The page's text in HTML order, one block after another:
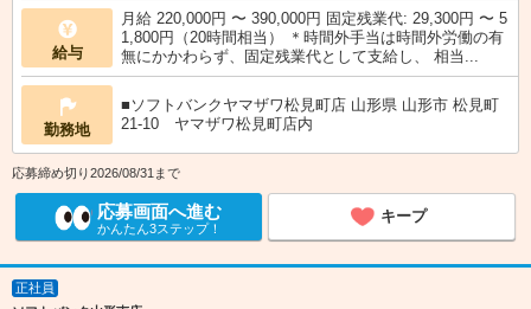
給与
月給 220,000円 〜 390,000円 固定残業代: 29,300円 〜 5
1,800円（20時間相当） ＊時間外手当は時間外労働の有
無にかかわらず、固定残業代として支給し、 相当...
勤務地
■ソフトバンクヤマザワ松見町店 山形県 山形市 松見町
21‐10 ヤマザワ松見町店内
応募締め切り2026/08/31まで
応募画面へ進む
かんたん3ステップ！
キープ
正社員